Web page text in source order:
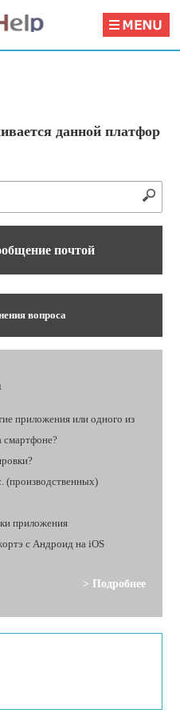
данной платфор
почтой
вопроса
приложения или одного из
смартфоне?
(производственных)
приложения
с Андроид на iOS
> Подробнее